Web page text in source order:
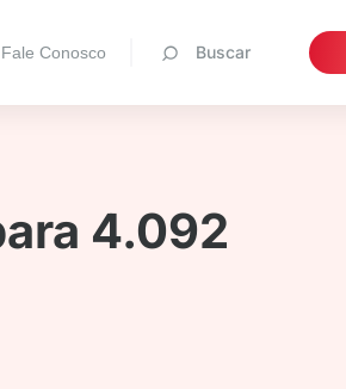
Fale Conosco Buscar
4.092